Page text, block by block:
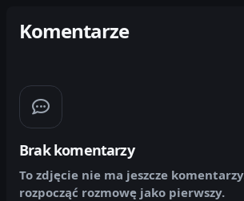
Komentarze
Brak komentarzy
To zdjęcie nie ma jeszcze
rozpocząć rozmowę jako pierwszy.